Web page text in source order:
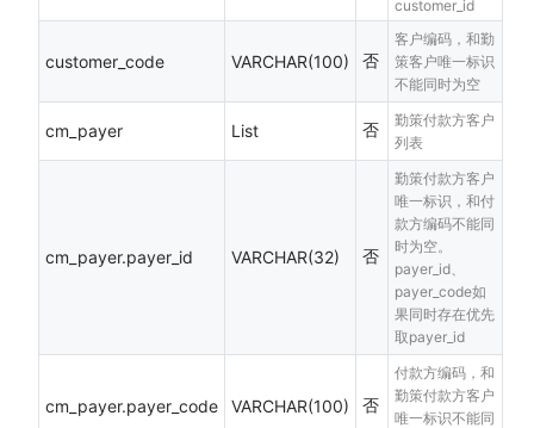
customer_id
customer_code VARCHAR(100) 否
客户编码，和勤
策客户唯一标识
不能同时为空
cm_payer List 否
勤策付款方客户
列表
cm_payer.payer_id VARCHAR(32) 否
勤策付款方客户
唯一标识，和付
款方编码不能同
时为空。
payer_id、
payer_code如
果同时存在优先
取payer_id
cm_payer.payer_code VARCHAR(100) 否
付款方编码，和
勤策付款方客户
唯一标识不能同